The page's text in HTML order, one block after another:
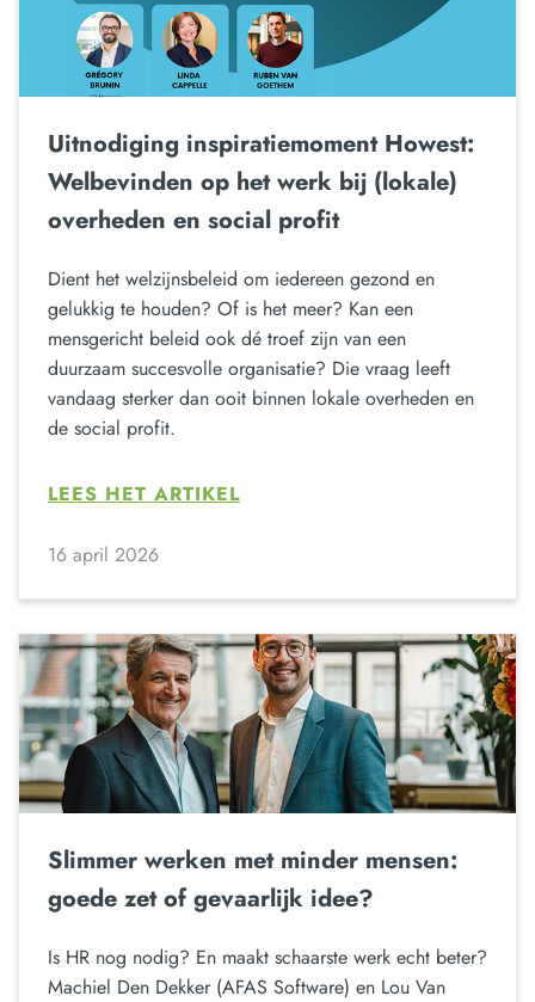
Uitnodiging inspiratiemoment Howest:
Welbevinden op het werk bij (lokale)
overheden en social profit
Dient het welzijnsbeleid om iedereen gezond en
gelukkig te houden? Of is het meer? Kan een
mensgericht beleid ook dé troef zijn van een
duurzaam succesvolle organisatie? Die vraag leeft
vandaag sterker dan ooit binnen lokale overheden en
de social profit.
LEES HET ARTIKEL
16 april 2026
Slimmer werken met minder mensen:
goede zet of gevaarlijk idee?
Is HR nog nodig? En maakt schaarste werk echt beter?
Machiel Den Dekker (AFAS Software) en Lou Van